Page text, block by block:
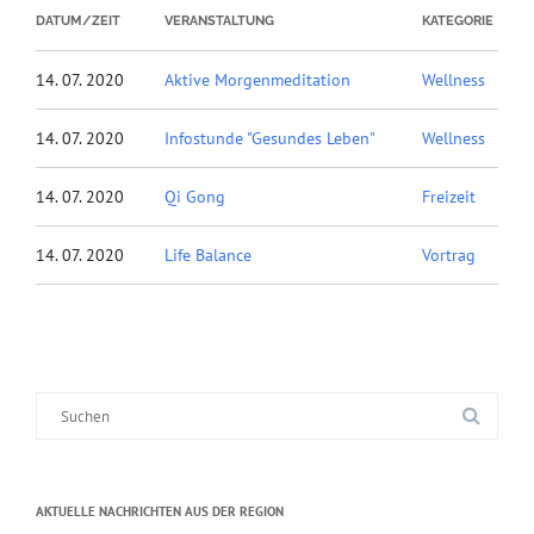
DATUM/ZEIT VERANSTALTUNG KATEGORIE
14. 07. 2020 Aktive Morgenmeditation Wellness
14. 07. 2020 Infostunde "Gesundes Leben" Wellness
14. 07. 2020 Qi Gong Freizeit
14. 07. 2020 Life Balance Vortrag
AKTUELLE NACHRICHTEN AUS DER REGION